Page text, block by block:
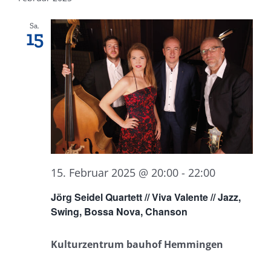
Sa.
15
Jörg Seidel Quartett // Viva Valente // Jazz,
Swing, Bossa Nova, Chanson
15. Februar 2025 @ 20:00 - 22:00
Kulturzentrum bauhof Hemmingen